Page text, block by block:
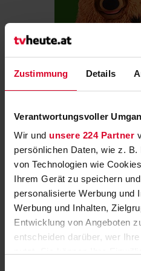
Zustimmung Details
Verantwortungsvoller
Wir und unsere 224 Partner
persönlichen Daten, wie z.
von Technologien wie
Ihrem Gerät zu speichern
personalisierte Werbung und
Werbung und Inhalten,
Entwicklung von Angeboten
entscheiden darüber, wer
Hier klicken
Neue Staffel der
Hier klicken
Staffelstart der "Trucker